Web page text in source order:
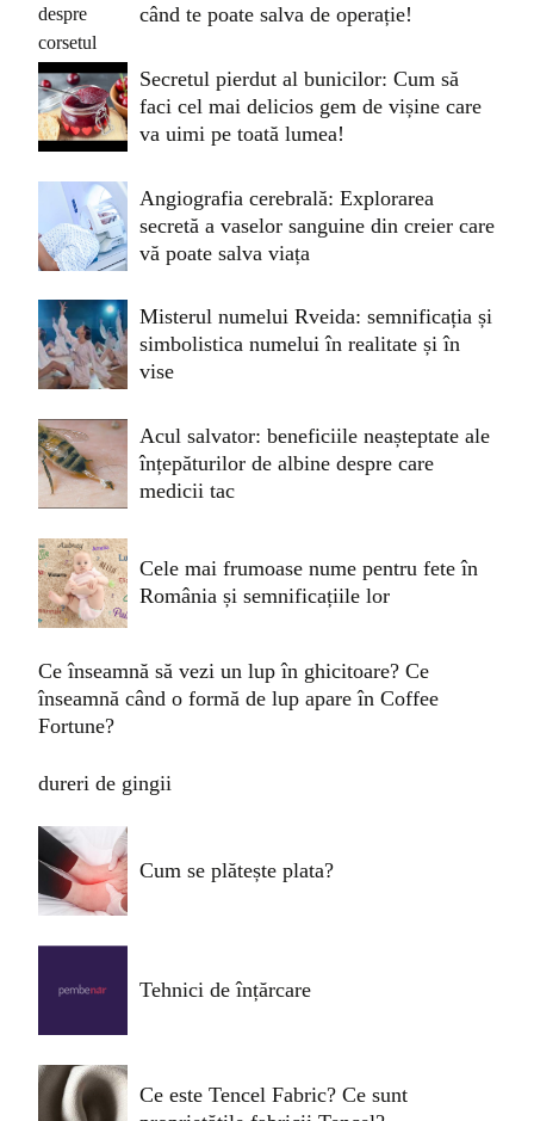
când te poate salva de operație!
Secretul pierdut al bunicilor: Cum să
faci cel mai delicios gem de vișine care
va uimi pe toată lumea!
Angiografia cerebrală: Explorarea
secretă a vaselor sanguine din creier care
vă poate salva viața
Misterul numelui Rveida: semnificația și
simbolistica numelui în realitate și în
vise
Acul salvator: beneficiile neașteptate ale
înțepăturilor de albine despre care
medicii tac
Cele mai frumoase nume pentru fete în
România și semnificațiile lor
Ce înseamnă să vezi un lup în ghicitoare? Ce
înseamnă când o formă de lup apare în Coffee
Fortune?
dureri de gingii
Cum se plătește plata?
Tehnici de înțărcare
Ce este Tencel Fabric? Ce sunt